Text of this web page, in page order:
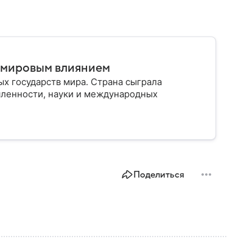
мировым влиянием
государств мира. Страна сыграла
науки и международных
Поделиться